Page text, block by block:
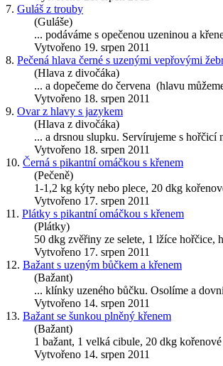
7. Guláš z trouby
(Guláše)
... podáváme s opečenou uzeninou a
Vytvořeno 19. srpen 2011
8. Pečená hlava černé s uzenými vepřovými
(Hlava z divočáka)
... a dopečeme do červena (hlavu
Vytvořeno 18. srpen 2011
9. Ovar z hlavy s jazykem
(Hlava z divočáka)
... a drsnou slupku. Servírujeme s hořčicí
Vytvořeno 18. srpen 2011
10. Černá s pikantní omáčkou s křenem
(Pečeně)
1-1,2 kg kýty nebo plece, 20 dkg
Vytvořeno 17. srpen 2011
11. Plátky s pikantní omáčkou s křenem
(Plátky)
50 dkg zvěřiny ze selete, 1 lžíce hořčice,
Vytvořeno 17. srpen 2011
12. Bažant s uzeným bůčkem a křenem
(Bažant)
... klínky uzeného bůčku. Osolíme a
Vytvořeno 14. srpen 2011
13. Bažant se šunkou plněný křenem
(Bažant)
1 bažant, 1 velká cibule, 20 dkg
Vytvořeno 14. srpen 2011